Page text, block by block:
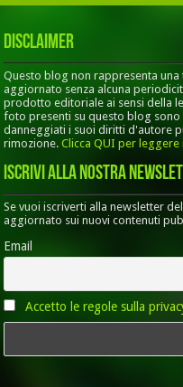
Disclaimer
Questo blog non rappresenta
aggiornato senza alcuna
prodotto editoriale ai sensi della
foto presenti su questo blog
danneggiati i suoi diritti d'autore
rimozione.Clicca QUI per
Iscrivi alla nostra
Se vuoi iscriverti alla newsletter
aggiornato sui nuovi contenuti
Email
Accetto le regole sulla